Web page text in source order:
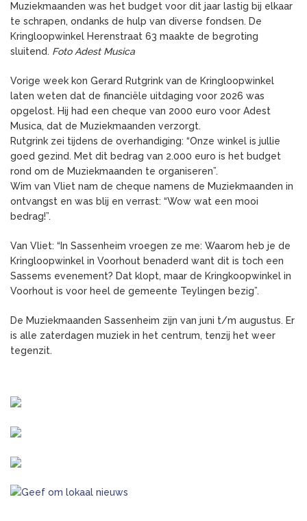
Muziekmaanden was het budget voor dit jaar lastig bij elkaar
te schrapen, ondanks de hulp van diverse fondsen. De
Kringloopwinkel Herenstraat 63 maakte de begroting
sluitend. Foto Adest Musica
Vorige week kon Gerard Rutgrink van de Kringloopwinkel
laten weten dat de financiële uitdaging voor 2026 was
opgelost. Hij had een cheque van 2000 euro voor Adest
Musica, dat de Muziekmaanden verzorgt.
Rutgrink zei tijdens de overhandiging: “Onze winkel is jullie
goed gezind. Met dit bedrag van 2.000 euro is het budget
rond om de Muziekmaanden te organiseren”.
Wim van Vliet nam de cheque namens de Muziekmaanden in
ontvangst en was blij en verrast: “Wow wat een mooi
bedrag!”.
Van Vliet: “In Sassenheim vroegen ze me: Waarom heb je de
Kringloopwinkel in Voorhout benaderd want dit is toch een
Sassems evenement? Dat klopt, maar de Kringkoopwinkel in
Voorhout is voor heel de gemeente Teylingen bezig”.
De Muziekmaanden Sassenheim zijn van juni t/m augustus. Er
is alle zaterdagen muziek in het centrum, tenzij het weer
tegenzit.